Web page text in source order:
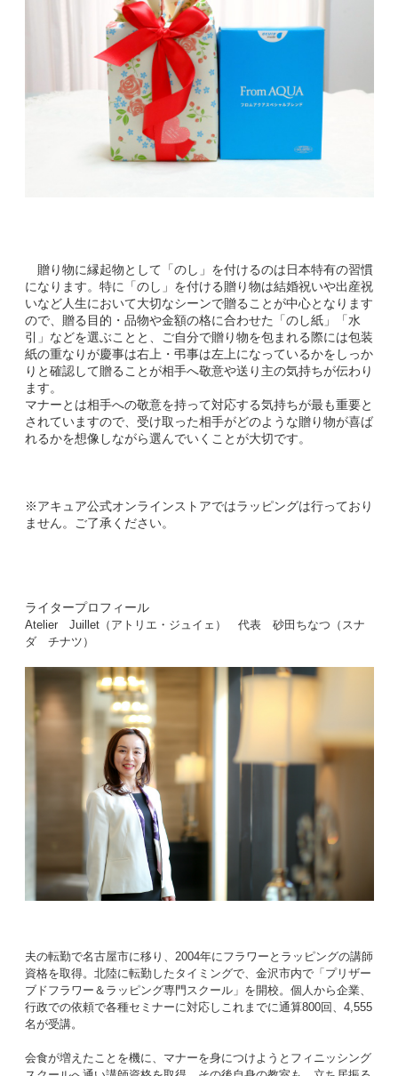
贈り物に縁起物として「のし」を付けるのは日本特有の習慣
になります。特に「のし」を付ける贈り物は結婚祝いや出産祝
いなど人生において大切なシーンで贈ることが中心となります
ので、贈る目的・品物や金額の格に合わせた「のし紙」「水
引」などを選ぶことと、ご自分で贈り物を包まれる際には包装
紙の重なりが慶事は右上・弔事は左上になっているかをしっか
りと確認して贈ることが相手へ敬意や送り主の気持ちが伝わり
ます。
マナーとは相手への敬意を持って対応する気持ちが最も重要と
されていますので、受け取った相手がどのような贈り物が喜ば
れるかを想像しながら選んでいくことが大切です。
※アキュア公式オンラインストアではラッピングは行っており
ません。ご了承ください。
ライタープロフィール
Atelier Juillet（アトリエ・ジュイェ） 代表 砂田ちなつ（スナ
ダ チナツ）
夫の転勤で名古屋市に移り、2004年にフラワーとラッピングの講師
資格を取得。北陸に転勤したタイミングで、金沢市内で「プリザー
ブドフラワー＆ラッピング専門スクール」を開校。個人から企業、
行政での依頼で各種セミナーに対応しこれまでに通算800回、4,555
名が受講。
会食が増えたことを機に、マナーを身につけようとフィニッシング